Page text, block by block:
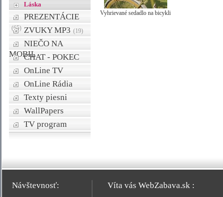
Láska
PREZENTÁCIE
(65) ZVUKY MP3 (19)
NIEČO NA
MOBILCHAT - POKEC
OnLine TV
OnLine Rádia
Texty piesni
WallPapers
TV program
Vyhrievané sedadlo na bicykli
Návštevnosť: Víta vás WebZabava.sk :